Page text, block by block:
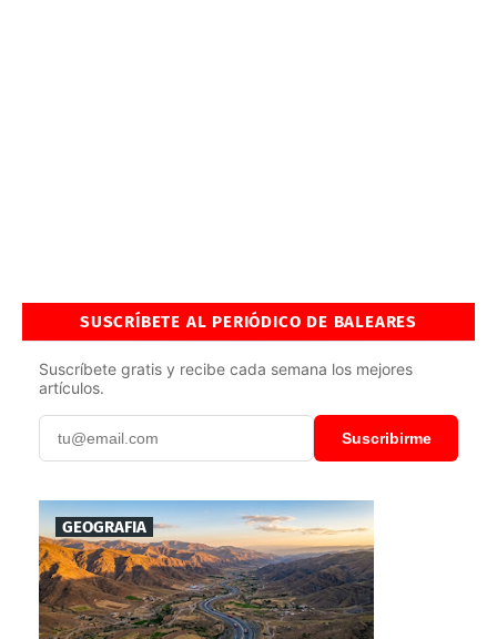
SUSCRÍBETE AL PERIÓDICO DE BALEARES
Suscríbete gratis y recibe cada semana los mejores
artículos.
Suscribirme
GEOGRAFIA